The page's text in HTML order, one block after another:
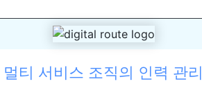
멀티 서비스 조직의 인력 관리